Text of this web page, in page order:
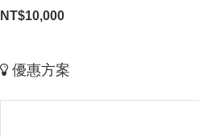
NT$10,000
優惠方案